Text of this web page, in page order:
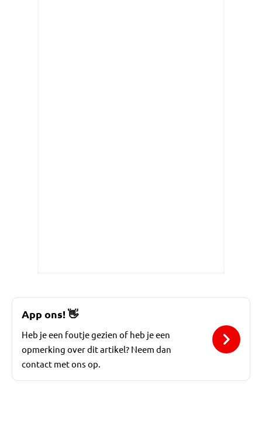
App ons!👋
Heb je een foutje gezien of heb je een
opmerking over dit artikel? Neem dan
contact met ons op.